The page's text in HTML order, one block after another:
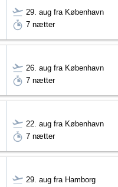
29. aug fra København
7 nætter
26. aug fra København
7 nætter
22. aug fra København
7 nætter
29. aug fra Hamborg